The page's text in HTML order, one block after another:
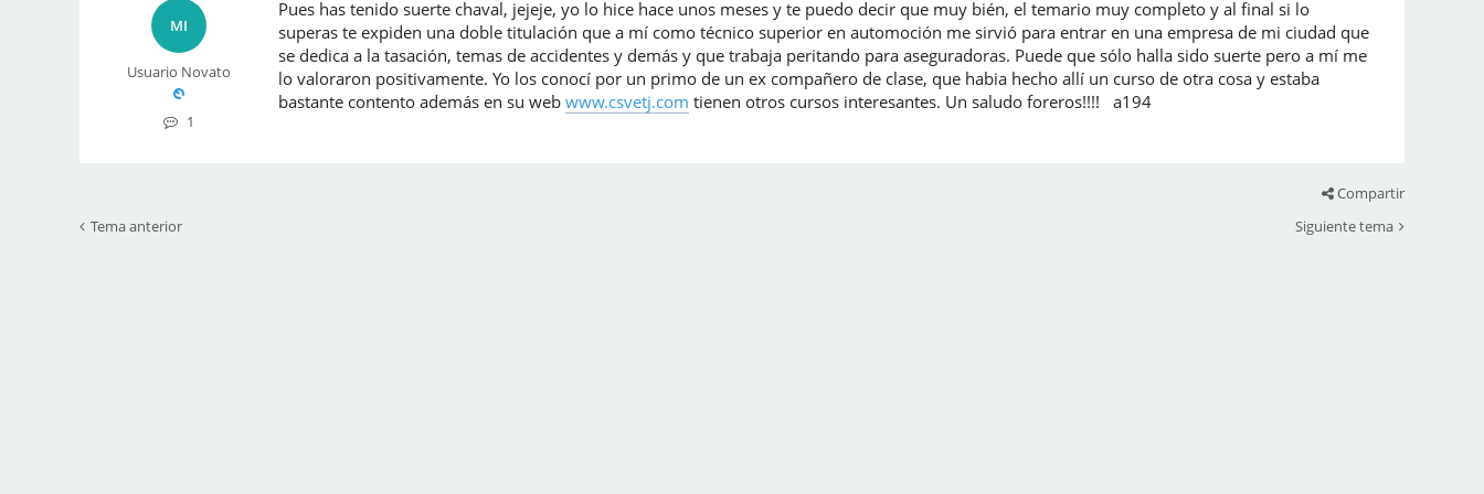
MI
Usuario Novato
1
Pues has tenido suerte chaval, jejeje, yo lo hice hace unos meses y te puedo decir que muy bién, el temario muy completo y al final si lo
superas te expiden una doble titulación que a mí como técnico superior en automoción me sirvió para entrar en una empresa de mi ciudad que
se dedica a la tasación, temas de accidentes y demás y que trabaja peritando para aseguradoras. Puede que sólo halla sido suerte pero a mí me
lo valoraron positivamente. Yo los conocí por un primo de un ex compañero de clase, que habia hecho allí un curso de otra cosa y estaba
bastante contento además en su web www.csvetj.com tienen otros cursos interesantes. Un saludo foreros!!!! a194
Compartir
Tema anterior
Siguiente tema